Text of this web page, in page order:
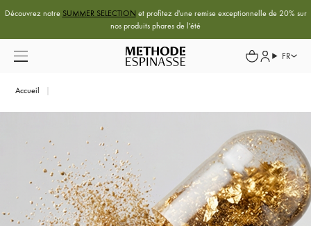
Découvrez notre SUMMER SELECTION et profitez d'une remise exceptionnelle de 20% sur
nos produits phares de l'été
FR
Accueil